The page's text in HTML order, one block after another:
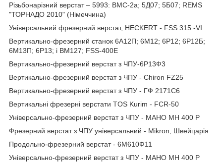
Різьбонарізний верстат – 5993: ВМС-2а; 5Д07; 5Б07; REMS
"ТОРНАДО 2010" (Німеччина)
Універсальний фрезерний верстат, HECKERT - FSS 315 -VI
Вертикально-фрезерний станок 6А12П; 6М12; 6Р12; 6Р12Б;
6М13П; 6Р13; і ВМ127; FSS-400Е
Вертикально-фрезерний верстат з ЧПУ-6Р13Ф3
Вертикально-фрезерний верстат з ЧПУ - Chiron FZ25
Вертикально-фрезерний верстат з ЧПУ - ГФ 2171С6
Вертикальні фрезерні верстати TOS Kurim - FCR-50
Універсально-фрезерний верстат з ЧПУ - MAHO MH 400 P
Фрезерний верстат з ЧПУ універсальний - Mikron, Швейцарія
Продольно-фрезерний верстат - 6М610Ф11
Універсально-фрезерний верстат з ЧПУ - MAHO MH 400 P